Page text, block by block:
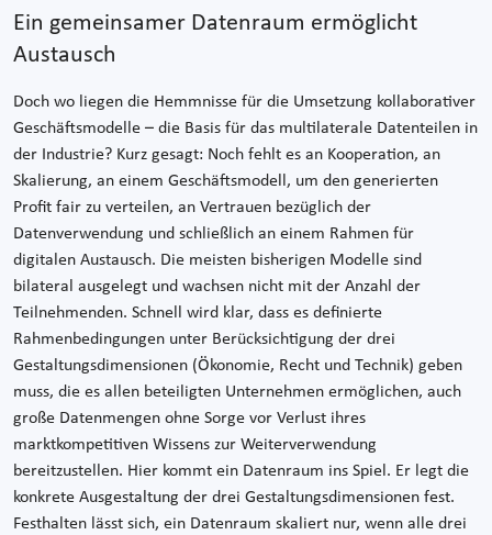
Ein gemeinsamer Datenraum ermöglicht
Austausch
Doch wo liegen die Hemmnisse für die Umsetzung kollaborativer
Geschäftsmodelle – die Basis für das multilaterale Datenteilen in
der Industrie? Kurz gesagt: Noch fehlt es an Kooperation, an
Skalierung, an einem Geschäftsmodell, um den generierten
Profit fair zu verteilen, an Vertrauen bezüglich der
Datenverwendung und schließlich an einem Rahmen für
digitalen Austausch. Die meisten bisherigen Modelle sind
bilateral ausgelegt und wachsen nicht mit der Anzahl der
Teilnehmenden. Schnell wird klar, dass es definierte
Rahmenbedingungen unter Berücksichtigung der drei
Gestaltungsdimensionen (Ökonomie, Recht und Technik) geben
muss, die es allen beteiligten Unternehmen ermöglichen, auch
große Datenmengen ohne Sorge vor Verlust ihres
marktkompetitiven Wissens zur Weiterverwendung
bereitzustellen. Hier kommt ein Datenraum ins Spiel. Er legt die
konkrete Ausgestaltung der drei Gestaltungsdimensionen fest.
Festhalten lässt sich, ein Datenraum skaliert nur, wenn alle drei